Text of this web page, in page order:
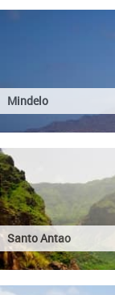
Mindelo
Santo Antao